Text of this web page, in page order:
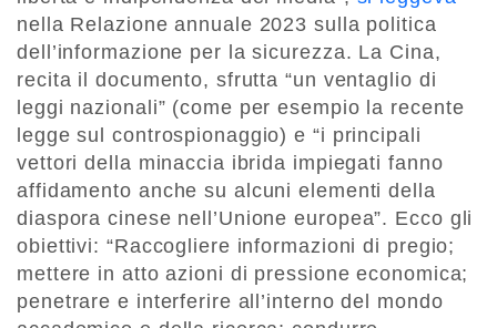
nella Relazione annuale 2023 sulla politica
dell’informazione per la sicurezza. La Cina,
recita il documento, sfrutta “un ventaglio di
leggi nazionali” (come per esempio la recente
legge sul controspionaggio) e “i principali
vettori della minaccia ibrida impiegati fanno
affidamento anche su alcuni elementi della
diaspora cinese nell’Unione europea”. Ecco gli
obiettivi: “Raccogliere informazioni di pregio;
mettere in atto azioni di pressione economica;
penetrare e interferire all’interno del mondo